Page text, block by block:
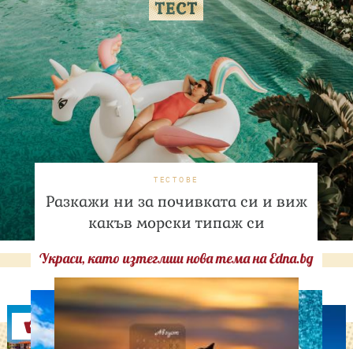
ТЕСТОВЕ
Разкажи ни за почивката си и виж
какъв морски типаж си
Украси, като изтеглиш нова тема на Edna.bg
Оферти